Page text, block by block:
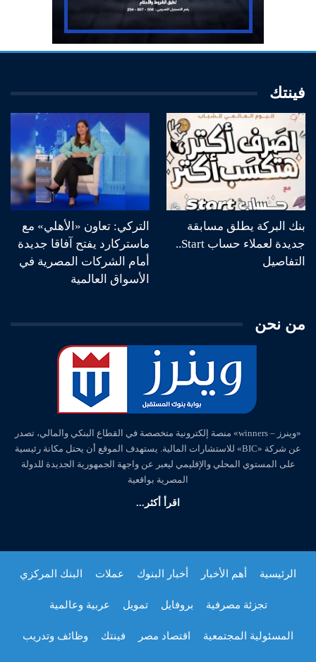
فينتك
بنك البركة يطلق مسابقة
جديدة لعملاء حساب Start..
التفاصيل
التركي: تعاون «الأهلي» مع
ماستركارد يفتح آفاقا جديدة
أمام الشركات المصرية في
الأسواق العالمية
من نحن
«وينرز – winners» منصة إلكترونية متخصصة في القطاع البنكي والمالي، تصدر
عن شركة «BIC» للاستشارات المالية. يستهدف الموقع أن يحتل مكانة رئيسية
على المستوي المحلي والإقليمي ليعبر عن واجهة الجمهورية الجديدة للدولة
المصرية بواقعية
اقرأ أكثر...
الرئيسية أهم الأخبار أخبار البنوك عملات البنك المركزي
تجزئة مصرفية بروفايل تمويل عربية وعالمية
المسئولية المجتمعية اقتصاد مصر فينتك وظائف وتدريب